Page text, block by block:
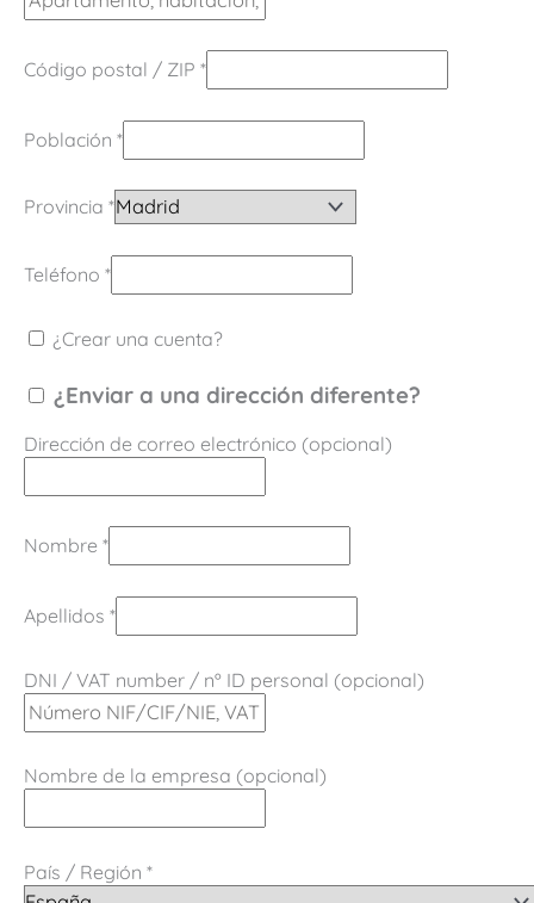
Código postal / ZIP *
Población *
Provincia *
Teléfono *
¿Crear una cuenta?
¿Enviar a una dirección diferente?
Dirección de correo electrónico (opcional)
Nombre *
Apellidos *
DNI / VAT number / nº ID personal (opcional)
Nombre de la empresa (opcional)
País / Región *